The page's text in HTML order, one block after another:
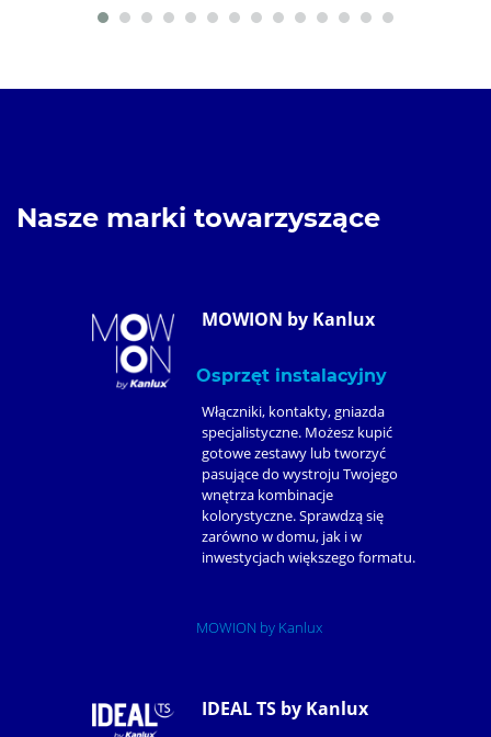
Nasze marki towarzyszące
MOWION by Kanlux
Osprzęt instalacyjny
Włączniki, kontakty, gniazda
specjalistyczne. Możesz kupić
gotowe zestawy lub tworzyć
pasujące do wystroju Twojego
wnętrza kombinacje
kolorystyczne. Sprawdzą się
zarówno w domu, jak i w
inwestycjach większego formatu.
MOWION by Kanlux
IDEAL TS by Kanlux